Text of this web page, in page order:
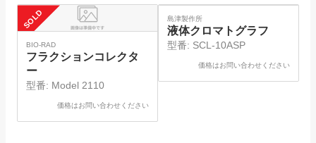
SOLD
BIO-RAD
フラクションコレクタ
ー
型番: Model 2110
価格はお問い合わせください
SOLD
島津製作所
液体クロマトグラフ
型番: SCL-10ASP
価格はお問い合わせください